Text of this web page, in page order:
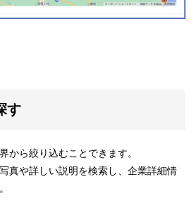
す
から絞り込むことできます。
真や詳しい説明を検索し、企業詳細情